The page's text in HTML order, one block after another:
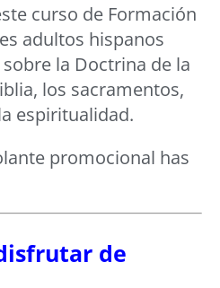
curso de Formación
adultos hispanos
la Doctrina de la
los sacramentos,
espiritualidad.​
promocional has
de